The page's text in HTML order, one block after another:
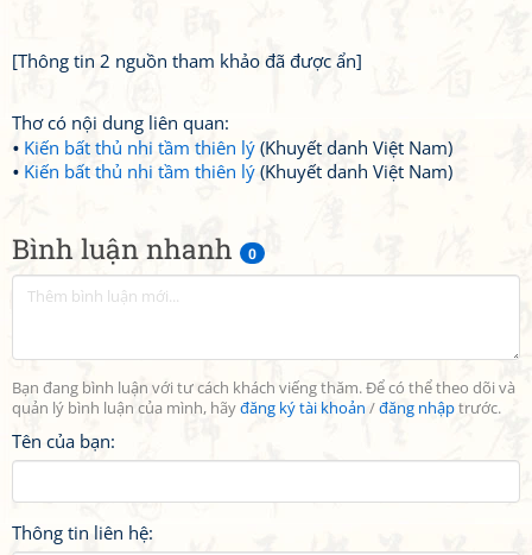
Bình luận nhanh 0
Bạn đang bình luận với tư cách khách viếng thăm. Để có thể theo dõi và
quản lý bình luận của mình, hãyđăng ký tài khoản /đăng nhậptrước.
Tên của bạn:
Thông tin liên hệ:
[Thông tin 2 nguồn tham khảo đã được ẩn]
Thơ có nội dung liên quan:
Kiến bất thủ nhi tầm thiên lý (Khuyết danh Việt Nam)
Kiến bất thủ nhi tầm thiên lý (Khuyết danh Việt Nam)